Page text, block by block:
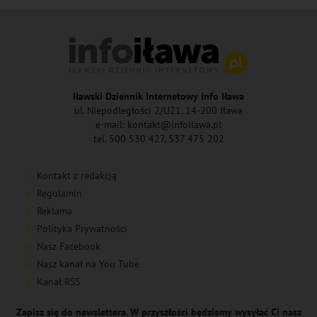
Iławski Dziennik Internetowy Info Iława
ul. Niepodległości 2/U21, 14-200 Iława
e-mail: kontakt@infoilawa.pl
tel. 500 530 427, 537 475 202
Kontakt z redakcją
Regulamin
Reklama
Polityka Prywatności
Nasz Facebook
Nasz kanał na You Tube
Kanał RSS
Zapisz się do newslettera. W przyszłości będziemy wysyłać Ci nasz